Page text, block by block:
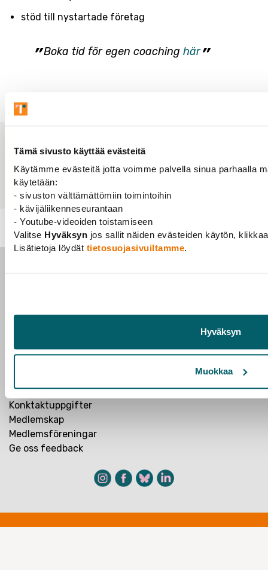
Tämä sivusto käyttää evästeitä
Käytämme evästeitä jotta voimme palvella sinua parhaalla
käytetään:
- sivuston välttämättömiin toimintoihin
- kävijäliikenneseurantaan
- Youtube-videoiden toistamiseen
Valitse Hyväksyn jos sallit näiden evästeiden käytön,
Lisätietoja löydät tietosuojasivuiltamme.
Hyväksyn
Muokkaa
stöd till nystartade företag
Boka tid för egen coaching här
Dela med sig:
Medlemskap Medlemsförmåner
Utbildning och karriärcoaching
00520 Helsingfors
Konktaktuppgifter
Medlemskap
Medlemsföreningar
Ge oss feedback